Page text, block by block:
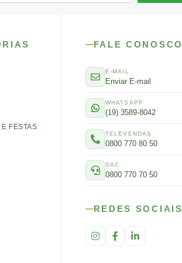
FESTAS
FALE CONOSCO
E-MAIL
Enviar E-mail
WHATSAPP
(19) 3589-8042
TELEVENDAS
0800 770 80 50
SAC
0800 770 70 50
REDES SOCIAIS